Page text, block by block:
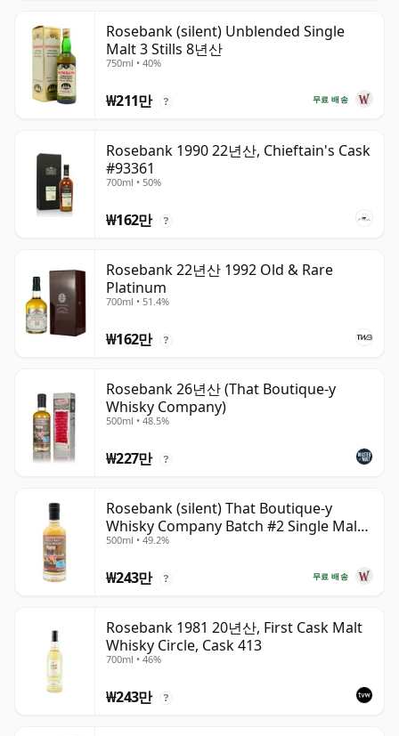
Rosebank (silent) Unblended Single
Malt 3 Stills 8년산
750ml • 40%
무료 배송
₩211만 ?
Rosebank 1990 22년산, Chieftain's Cask
#93361
700ml • 50%
₩162만 ?
Rosebank 22년산 1992 Old & Rare
Platinum
700ml • 51.4%
₩162만 ?
Rosebank 26년산 (That Boutique-y
Whisky Company)
500ml • 48.5%
₩227만 ?
Rosebank (silent) That Boutique-y
Whisky Company Batch #2 Single Mal
28년산
500ml • 49.2%
무료 배송
₩243만 ?
Rosebank 1981 20년산, First Cask Malt
Whisky Circle, Cask 413
700ml • 46%
₩243만 ?